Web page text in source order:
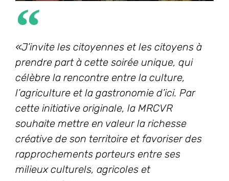
«J’invite les citoyennes et les citoyens à
prendre part à cette soirée unique, qui
célèbre la rencontre entre la culture,
l’agriculture et la gastronomie d’ici. Par
cette initiative originale, la MRCVR
souhaite mettre en valeur la richesse
créative de son territoire et favoriser des
rapprochements porteurs entre ses
milieux culturels, agricoles et